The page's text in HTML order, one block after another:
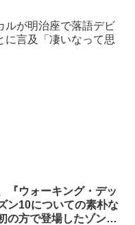
ルが明治座で落語デビ
に言及「凄いなって思
『ウォーキング・デッ
ン10についての素朴な
の方で登場したゾンビ